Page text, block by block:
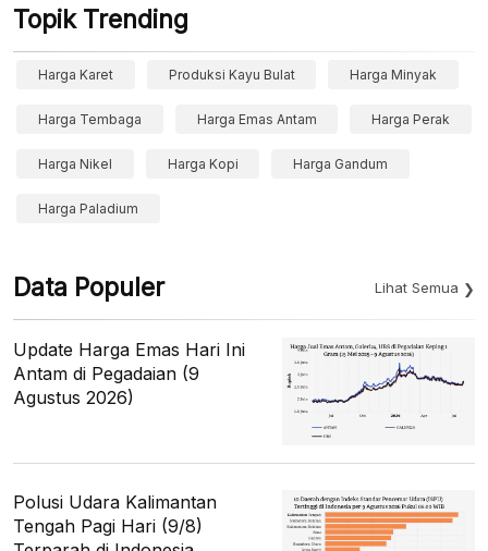
Topik Trending
Harga Karet Produksi Kayu Bulat Harga Minyak
Harga Tembaga Harga Emas Antam Harga Perak
Harga Nikel Harga Kopi Harga Gandum
Harga Paladium
Data Populer Lihat Semua
Update Harga Emas Hari Ini
Antam di Pegadaian (9
Agustus 2026)
Polusi Udara Kalimantan
Tengah Pagi Hari (9/8)